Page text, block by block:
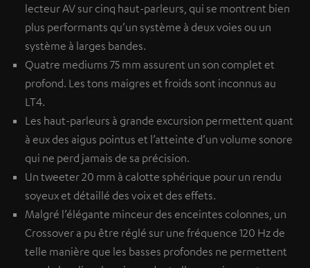
lecteur AV sur cinq haut-parleurs, qui se montrent bien
plus performants qu’un système à deux voies ou un
système à larges bandes.
Quatre mediums 75 mm assurent un son complet et
profond. Les tons maigres et froids sont inconnus au
LT4.
Les haut-parleurs à grande excursion permettent quant
à eux des aigus pointus et l’atteinte d’un volume sonore
qui ne perd jamais de sa précision.
Un tweeter 20 mm à calotte sphérique pour un rendu
soyeux et détaillé des voix et des effets.
Malgré l’élégante minceur des enceintes colonnes, un
Crossover a pu être réglé sur une fréquence 120 Hz de
telle manière que les basses profondes ne permettent